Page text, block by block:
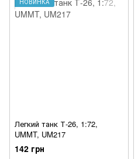
НОВИНКА
Легкий танк Т-26, 1:72,
UMMT, UM217
142 грн